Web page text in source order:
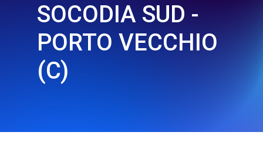
SOCODIA SUD -
PORTO VECCHIO
(C)